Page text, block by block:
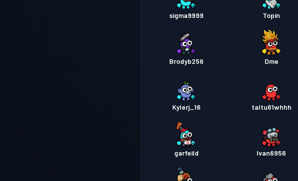
sigma9999 Topin
Brodyb256 Dme
Kylerj_16 taltu61whhh
garfeild Ivan6956